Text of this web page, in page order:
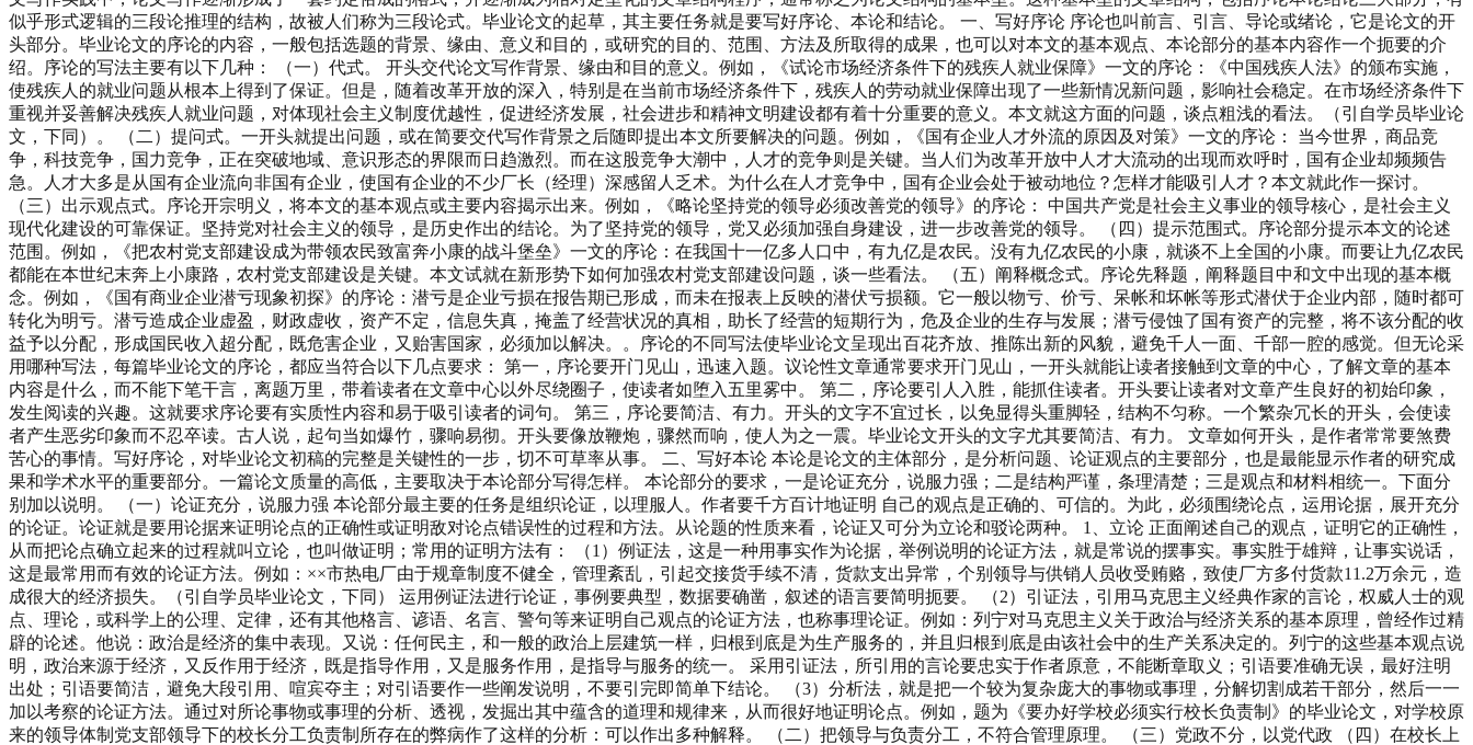
似乎形式逻辑的三段论推理的结构，故被人们称为三段论式。毕业论文的起草，其主要任务就是要写好序论、本论和结论。 一、写好序论 序论也叫前言、引言、导论或绪论，它是论文的开
头部分。毕业论文的序论的内容，一般包括选题的背景、缘由、意义和目的，或研究的目的、范围、方法及所取得的成果，也可以对本文的基本观点、本论部分的基本内容作一个扼要的介
绍。序论的写法主要有以下几种： （一）代式。 开头交代论文写作背景、缘由和目的意义。例如，《试论市场经济条件下的残疾人就业保障》一文的序论：《中国残疾人法》的颁布实施，
使残疾人的就业问题从根本上得到了保证。但是，随着改革开放的深入，特别是在当前市场经济条件下，残疾人的劳动就业保障出现了一些新情况新问题，影响社会稳定。在市场经济条件下
重视并妥善解决残疾人就业问题，对体现社会主义制度优越性，促进经济发展，社会进步和精神文明建设都有着十分重要的意义。本文就这方面的问题，谈点粗浅的看法。（引自学员毕业论
文，下同）。 （二）提问式。一开头就提出问题，或在简要交代写作背景之后随即提出本文所要解决的问题。例如，《国有企业人才外流的原因及对策》一文的序论： 当今世界，商品竞
争，科技竞争，国力竞争，正在突破地域、意识形态的界限而日趋激烈。而在这股竞争大潮中，人才的竞争则是关键。当人们为改革开放中人才大流动的出现而欢呼时，国有企业却频频告
急。人才大多是从国有企业流向非国有企业，使国有企业的不少厂长（经理）深感留人乏术。为什么在人才竞争中，国有企业会处于被动地位？怎样才能吸引人才？本文就此作一探讨。
（三）出示观点式。序论开宗明义，将本文的基本观点或主要内容揭示出来。例如，《略论坚持党的领导必须改善党的领导》的序论： 中国共产党是社会主义事业的领导核心，是社会主义
现代化建设的可靠保证。坚持党对社会主义的领导，是历史作出的结论。为了坚持党的领导，党又必须加强自身建设，进一步改善党的领导。 （四）提示范围式。序论部分提示本文的论述
范围。例如，《把农村党支部建设成为带领农民致富奔小康的战斗堡垒》一文的序论：在我国十一亿多人口中，有九亿是农民。没有九亿农民的小康，就谈不上全国的小康。而要让九亿农民
都能在本世纪末奔上小康路，农村党支部建设是关键。本文试就在新形势下如何加强农村党支部建设问题，谈一些看法。 （五）阐释概念式。序论先释题，阐释题目中和文中出现的基本概
念。例如，《国有商业企业潜亏现象初探》的序论：潜亏是企业亏损在报告期已形成，而未在报表上反映的潜伏亏损额。它一般以物亏、价亏、呆帐和坏帐等形式潜伏于企业内部，随时都可
转化为明亏。潜亏造成企业虚盈，财政虚收，资产不定，信息失真，掩盖了经营状况的真相，助长了经营的短期行为，危及企业的生存与发展；潜亏侵蚀了国有资产的完整，将不该分配的收
益予以分配，形成国民收入超分配，既危害企业，又贻害国家，必须加以解决。。序论的不同写法使毕业论文呈现出百花齐放、推陈出新的风貌，避免千人一面、千部一腔的感觉。但无论采
用哪种写法，每篇毕业论文的序论，都应当符合以下几点要求： 第一，序论要开门见山，迅速入题。议论性文章通常要求开门见山，一开头就能让读者接触到文章的中心，了解文章的基本
内容是什么，而不能下笔干言，离题万里，带着读者在文章中心以外尽绕圈子，使读者如堕入五里雾中。 第二，序论要引人入胜，能抓住读者。开头要让读者对文章产生良好的初始印象，
发生阅读的兴趣。这就要求序论要有实质性内容和易于吸引读者的词句。 第三，序论要简洁、有力。开头的文字不宜过长，以免显得头重脚轻，结构不匀称。一个繁杂冗长的开头，会使读
者产生恶劣印象而不忍卒读。古人说，起句当如爆竹，骤响易彻。开头要像放鞭炮，骤然而响，使人为之一震。毕业论文开头的文字尤其要简洁、有力。 文章如何开头，是作者常常要煞费
苦心的事情。写好序论，对毕业论文初稿的完整是关键性的一步，切不可草率从事。 二、写好本论 本论是论文的主体部分，是分析问题、论证观点的主要部分，也是最能显示作者的研究成
果和学术水平的重要部分。一篇论文质量的高低，主要取决于本论部分写得怎样。 本论部分的要求，一是论证充分，说服力强；二是结构严谨，条理清楚；三是观点和材料相统一。下面分
别加以说明。 （一）论证充分，说服力强 本论部分最主要的任务是组织论证，以理服人。作者要千方百计地证明 自己的观点是正确的、可信的。为此，必须围绕论点，运用论据，展开充分
的论证。论证就是要用论据来证明论点的正确性或证明敌对论点错误性的过程和方法。从论题的性质来看，论证又可分为立论和驳论两种。 1、立论 正面阐述自己的观点，证明它的正确性，
从而把论点确立起来的过程就叫立论，也叫做证明；常用的证明方法有： （1）例证法，这是一种用事实作为论据，举例说明的论证方法，就是常说的摆事实。事实胜于雄辩，让事实说话，
这是最常用而有效的论证方法。例如：××市热电厂由于规章制度不健全，管理紊乱，引起交接货手续不清，货款支出异常，个别领导与供销人员收受贿赂，致使厂方多付货款11.2万余元，造
成很大的经济损失。（引自学员毕业论文，下同） 运用例证法进行论证，事例要典型，数据要确凿，叙述的语言要简明扼要。 （2）引证法，引用马克思主义经典作家的言论，权威人士的观
点、理论，或科学上的公理、定律，还有其他格言、谚语、名言、警句等来证明自己观点的论证方法，也称事理论证。例如：列宁对马克思主义关于政治与经济关系的基本原理，曾经作过精
辟的论述。他说：政治是经济的集中表现。又说：任何民主，和一般的政治上层建筑一样，归根到底是为生产服务的，并且归根到底是由该社会中的生产关系决定的。列宁的这些基本观点说
明，政治来源于经济，又反作用于经济，既是指导作用，又是服务作用，是指导与服务的统一。 采用引证法，所引用的言论要忠实于作者原意，不能断章取义；引语要准确无误，最好注明
出处；引语要简洁，避免大段引用、喧宾夺主；对引语要作一些阐发说明，不要引完即简单下结论。 （3）分析法，就是把一个较为复杂庞大的事物或事理，分解切割成若干部分，然后一一
加以考察的论证方法。通过对所论事物或事理的分析、透视，发掘出其中蕴含的道理和规律来，从而很好地证明论点。例如，题为《要办好学校必须实行校长负责制》的毕业论文，对学校原
来的领导体制党支部领导下的校长分工负责制所存在的弊病作了这样的分析：可以作出多种解释。 （二）把领导与负责分工，不符合管理原理。 （三）党政不分，以党代政 （四）在校长上